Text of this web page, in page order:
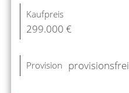
Kaufpreis
299.000 €
Provision provisionsfrei